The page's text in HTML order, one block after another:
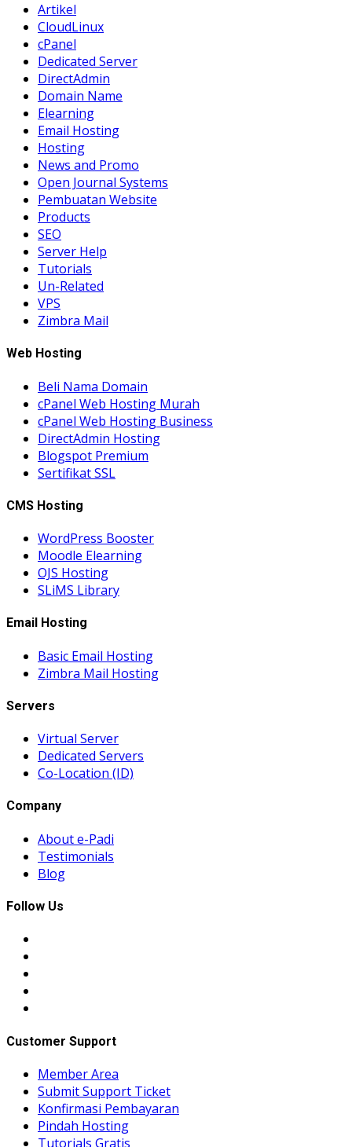
Artikel
CloudLinux
cPanel
Dedicated Server
DirectAdmin
Domain Name
Elearning
Email Hosting
Hosting
News and Promo
Open Journal Systems
Pembuatan Website
Products
SEO
Server Help
Tutorials
Un-Related
VPS
Zimbra Mail
Web Hosting
Beli Nama Domain
cPanel Web Hosting Murah
cPanel Web Hosting Business
DirectAdmin Hosting
Blogspot Premium
Sertifikat SSL
CMS Hosting
WordPress Booster
Moodle Elearning
OJS Hosting
SLiMS Library
Email Hosting
Basic Email Hosting
Zimbra Mail Hosting
Servers
Virtual Server
Dedicated Servers
Co-Location (ID)
Company
About e-Padi
Testimonials
Blog
Follow Us
Customer Support
Member Area
Submit Support Ticket
Konfirmasi Pembayaran
Pindah Hosting
Tutorials Gratis